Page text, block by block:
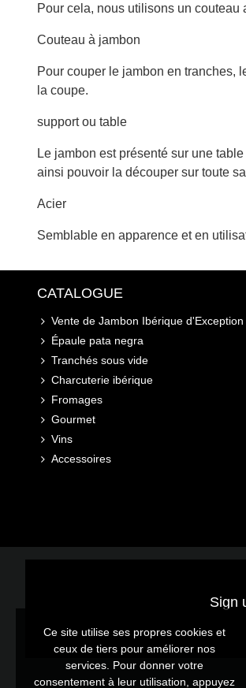
Pour cela, nous utilisons un
Couteau à jambon
Pour couper le jambon en tranches,
la coupe.
support ou table
Le jambon est présenté sur une
ainsi pouvoir la découper sur toute
Acier
Semblable en apparence et en
CATALOGUE
Vente de Jambon Ibérique d'Exception
Épaule pata negra
Tranchés sous vide
Charcuterie ibérique
Fromages
Gourmet
Vins
Accessoires
Ce site utilise ses propres cookies et
ceux de tiers pour améliorer nos
services. Pour donner votre
consentement à leur utilisation, appuyez
Sign